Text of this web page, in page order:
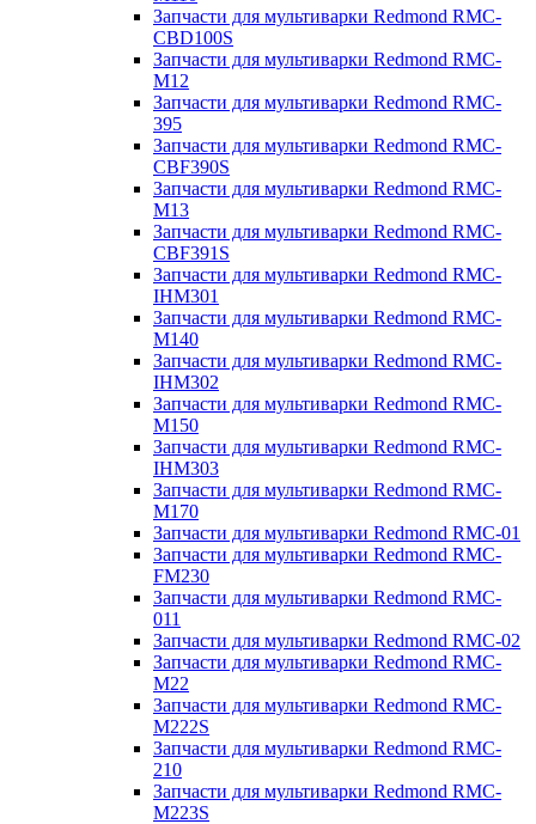
Запчасти для мультиварки Redmond RMC-
CBD100S
Запчасти для мультиварки Redmond RMC-
M12
Запчасти для мультиварки Redmond RMC-
395
Запчасти для мультиварки Redmond RMC-
CBF390S
Запчасти для мультиварки Redmond RMC-
M13
Запчасти для мультиварки Redmond RMC-
CBF391S
Запчасти для мультиварки Redmond RMC-
IHM301
Запчасти для мультиварки Redmond RMC-
M140
Запчасти для мультиварки Redmond RMC-
IHM302
Запчасти для мультиварки Redmond RMC-
M150
Запчасти для мультиварки Redmond RMC-
IHM303
Запчасти для мультиварки Redmond RMC-
M170
Запчасти для мультиварки Redmond RMC-01
Запчасти для мультиварки Redmond RMC-
FM230
Запчасти для мультиварки Redmond RMC-
011
Запчасти для мультиварки Redmond RMC-02
Запчасти для мультиварки Redmond RMC-
M22
Запчасти для мультиварки Redmond RMC-
M222S
Запчасти для мультиварки Redmond RMC-
210
Запчасти для мультиварки Redmond RMC-
M223S